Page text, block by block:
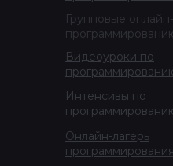
Видеоуроки по
Интенсивы по
Групповые
Онлайн-лагерь
программирования